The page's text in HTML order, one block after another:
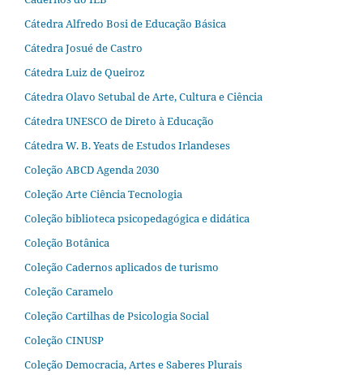
Cátedra Alfredo Bosi de Educação Básica
Cátedra Josué de Castro
Cátedra Luiz de Queiroz
Cátedra Olavo Setubal de Arte, Cultura e Ciência
Cátedra UNESCO de Direto à Educação
Cátedra W. B. Yeats de Estudos Irlandeses
Coleção ABCD Agenda 2030
Coleção Arte Ciência Tecnologia
Coleção biblioteca psicopedagógica e didática
Coleção Botânica
Coleção Cadernos aplicados de turismo
Coleção Caramelo
Coleção Cartilhas de Psicologia Social
Coleção CINUSP
Coleção Democracia, Artes e Saberes Plurais